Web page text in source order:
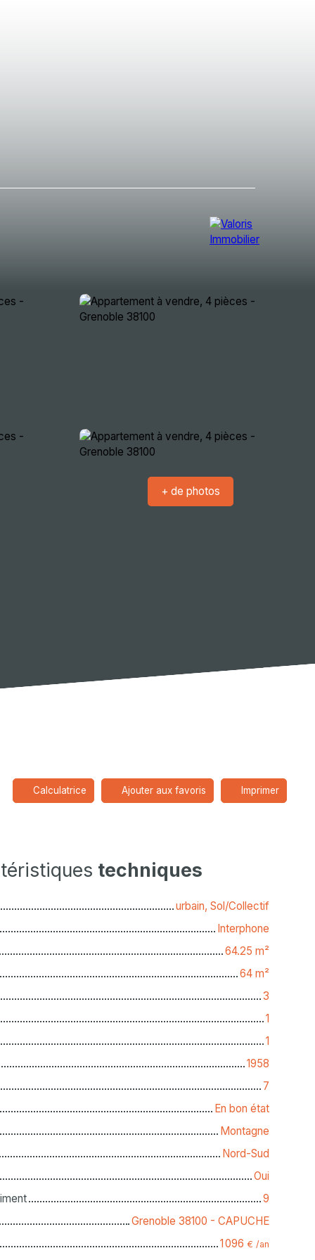
Nous rencontrer
+ de photos
Calculatrice Ajouter aux favoris Imprimer
techniques
urbain, Sol/Collectif
Interphone
64.25 m²
64 m²
3
1
1
1958
7
En bon état
Montagne
Nord-Sud
Oui
9
Grenoble 38100 - CAPUCHE
1 096 € /an